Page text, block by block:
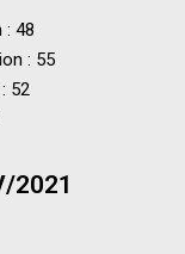
: 48
: 55
52
2021